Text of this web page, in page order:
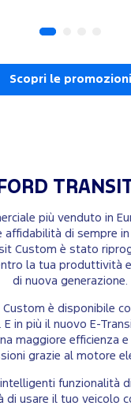
Scopri le promozioni
più venduto in
affidabilità di sempre in
Custom è stato
la tua produttività
di nuova generazione.
Custom è disponibile
E in più il nuovo E-
maggiore efficienza e
grazie al motore
funzionalità
di usare il tuo veicolo